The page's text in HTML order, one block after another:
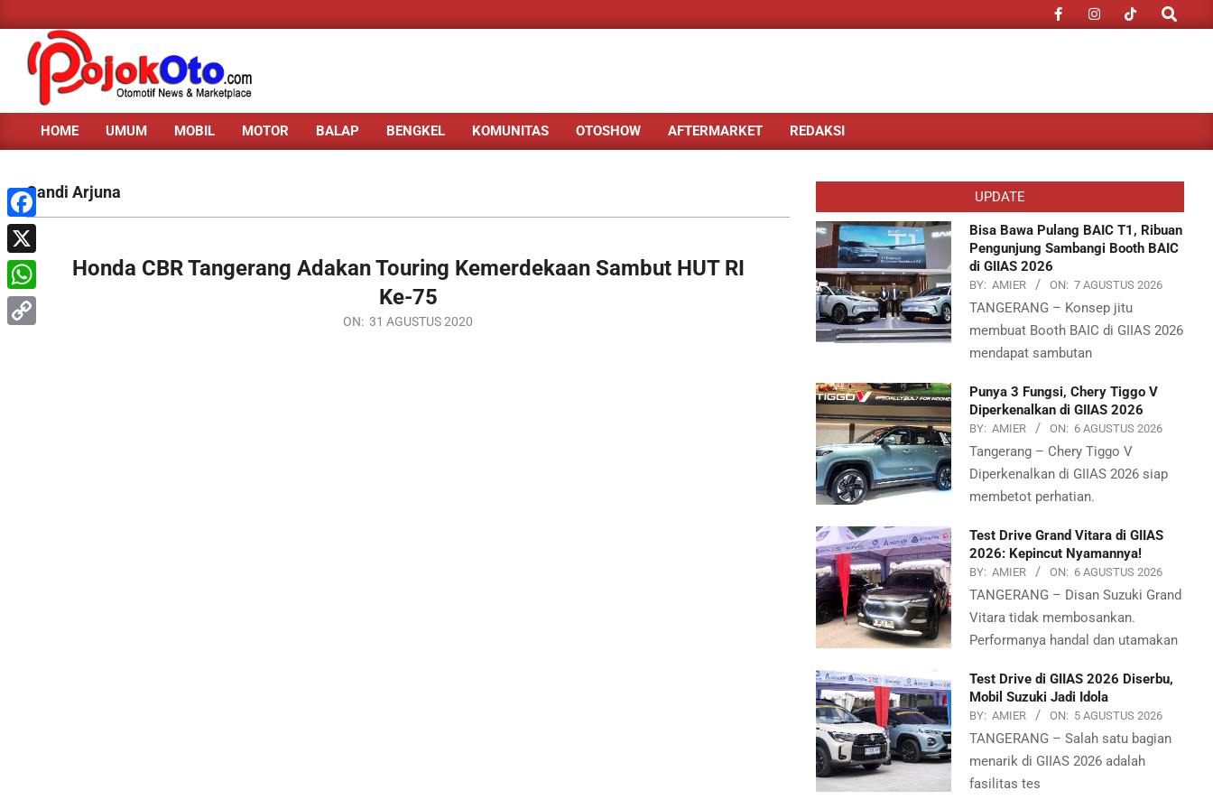
to
content
Search
Primary
Menu
HOME UMUM MOBIL MOTOR BALAP BENGKEL KOMUNITAS OTOSHOW AFTERMARKET REDAKSI
Candi Arjuna
Honda CBR Tangerang Adakan Touring Kemerdekaan Sambut HUT RI
Ke-75
ON: 31 AGUSTUS 2020
UPDATE
Bisa Bawa Pulang BAIC T1, Ribuan
Pengunjung Sambangi Booth BAIC
di GIIAS 2026
BY: AMIER ON: 7 AGUSTUS 2026
TANGERANG – Konsep jitu
membuat Booth BAIC di GIIAS 2026
mendapat sambutan
Punya 3 Fungsi, Chery Tiggo V
Diperkenalkan di GIIAS 2026
BY: AMIER ON: 6 AGUSTUS 2026
Tangerang – Chery Tiggo V
Diperkenalkan di GIIAS 2026 siap
membetot perhatian.
Test Drive Grand Vitara di GIIAS
2026: Kepincut Nyamannya!
BY: AMIER ON: 6 AGUSTUS 2026
TANGERANG – Disan Suzuki Grand
Vitara tidak membosankan.
Performanya handal dan utamakan
Test Drive di GIIAS 2026 Diserbu,
Mobil Suzuki Jadi Idola
BY: AMIER ON: 5 AGUSTUS 2026
TANGERANG – Salah satu bagian
menarik di GIIAS 2026 adalah
fasilitas tes
Facebook
X
WhatsApp